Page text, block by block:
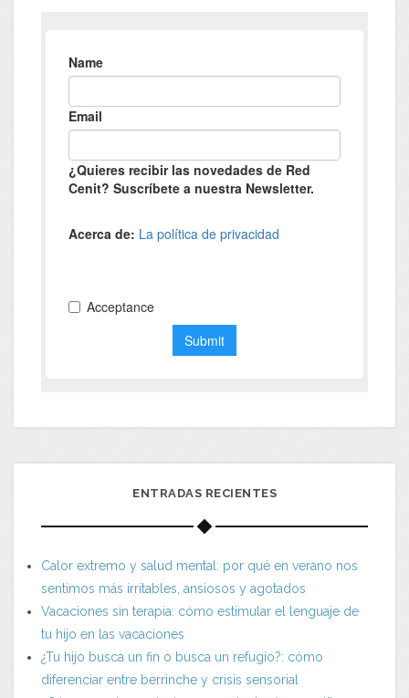
ENTRADAS RECIENTES
Calor extremo y salud mental: por qué en verano nos
sentimos más irritables, ansiosos y agotados
Vacaciones sin terapia: cómo estimular el lenguaje de
tu hijo en las vacaciones
¿Tu hijo busca un fin o busca un refugio?: cómo
diferenciar entre berrinche y crisis sensorial